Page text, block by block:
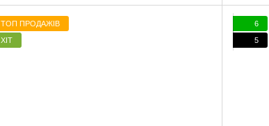
ТОП ПРОДАЖІВ
ХІТ
6
5